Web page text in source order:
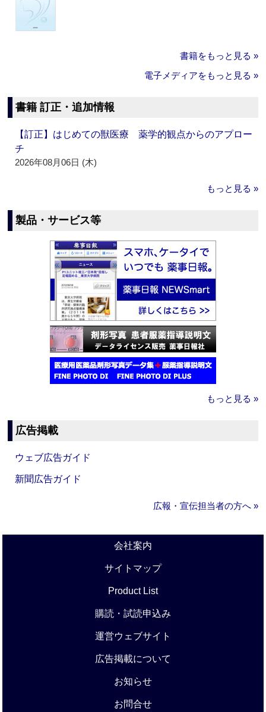
書籍をもっと見る »
電子メディアをもっと見る »
書籍 訂正・追加情報
【訂正】はじめての獣医療 薬学的観点からのアプロー
チ
2026年08月06日 (木)
もっと見る »
製品・サービス等
もっと見る »
広告掲載
ウェブ広告ガイド
新聞広告ガイド
広報・宣伝担当者の方へ »
会社案内
サイトマップ
Product List
購読・試読申込み
運営ウェブサイト
広告掲載について
お知らせ
お問合せ